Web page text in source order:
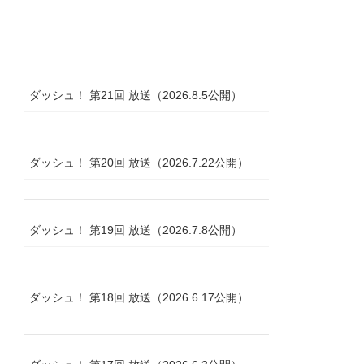
ダッシュ！ 第21回 放送（2026.8.5公開）
ダッシュ！ 第20回 放送（2026.7.22公開）
ダッシュ！ 第19回 放送（2026.7.8公開）
ダッシュ！ 第18回 放送（2026.6.17公開）